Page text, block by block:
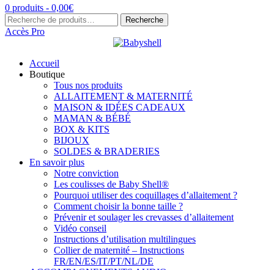
0 produits - 0,00€
Recherche
pour :
Recherche
Accès Pro
Accueil
Boutique
Tous nos produits
ALLAITEMENT & MATERNITÉ
MAISON & IDÉES CADEAUX
MAMAN & BÉBÉ
BOX & KITS
BIJOUX
SOLDES & BRADERIES
En savoir plus
Notre conviction
Les coulisses de Baby Shell®
Pourquoi utiliser des coquillages d’allaitement ?
Comment choisir la bonne taille ?
Prévenir et soulager les crevasses d’allaitement
Vidéo conseil
Instructions d’utilisation multilingues
Collier de maternité – Instructions
FR/EN/ES/IT/PT/NL/DE